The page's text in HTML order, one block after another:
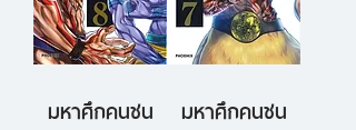
มหาศึกคนชน
มหาศึกคนชน